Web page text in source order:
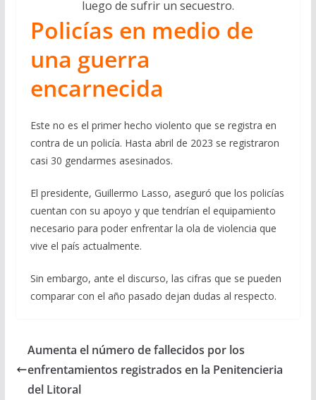
luego de sufrir un secuestro.
Policías en medio de
una guerra
encarnecida
Este no es el primer hecho violento que se registra en
contra de un policía. Hasta abril de 2023 se registraron
casi 30 gendarmes asesinados.
El presidente, Guillermo Lasso, aseguró que los policías
cuentan con su apoyo y que tendrían el equipamiento
necesario para poder enfrentar la ola de violencia que
vive el país actualmente.
Sin embargo, ante el discurso, las cifras que se pueden
comparar con el año pasado dejan dudas al respecto.
Aumenta el número de fallecidos por los
enfrentamientos registrados en la Penitencieria
del Litoral